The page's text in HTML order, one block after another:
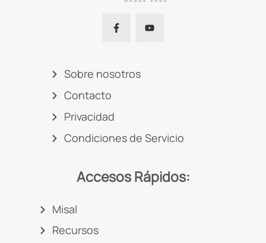
Sobre nosotros
Contacto
Privacidad
Condiciones de Servicio
Accesos Rápidos:
Misal
Recursos